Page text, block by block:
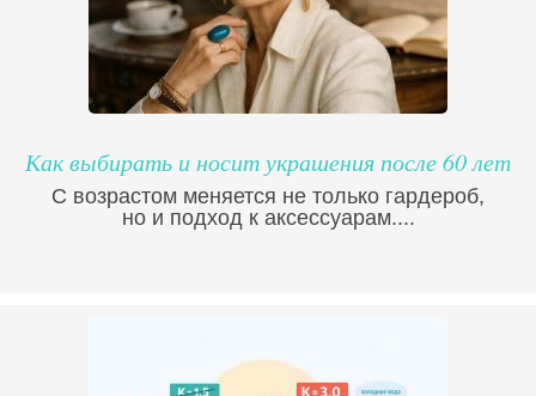
Как выбирать и носит украшения после 60 лет
С возрастом меняется не только гардероб,
но и подход к аксессуарам....